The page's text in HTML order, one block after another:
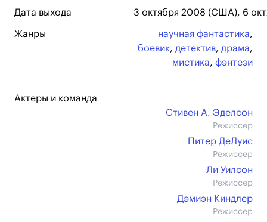
Дата выхода 3 октября 2008 (США), 6
Жанры научная фантастика,
боевик, детектив, драма,
мистика, фэнтези
Актеры и команда
Стивен А. Эделсон
Режиссер
Питер ДеЛуис
Режиссер
Ли Уилсон
Режиссер
Дэмиэн Киндлер
Режиссер